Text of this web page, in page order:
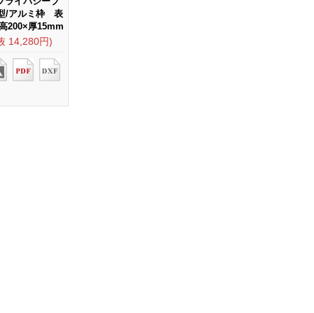
/アルミ枠 表
200×厚15mm
14,280円)